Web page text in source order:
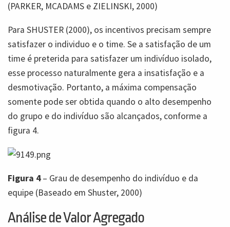
(PARKER, MCADAMS e ZIELINSKI, 2000)
Para SHUSTER (2000), os incentivos precisam sempre
satisfazer o individuo e o time. Se a satisfação de um
time é preterida para satisfazer um indivíduo isolado,
esse processo naturalmente gera a insatisfação e a
desmotivação. Portanto, a máxima compensação
somente pode ser obtida quando o alto desempenho
do grupo e do indivíduo são alcançados, conforme a
figura 4.
Figura 4– Grau de desempenho do indivíduo e da
equipe (Baseado em Shuster, 2000)
Análise de Valor Agregado